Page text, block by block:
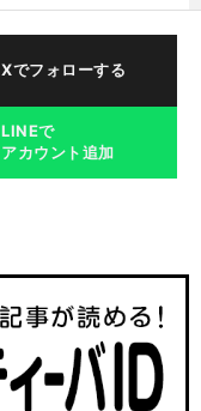
Xでフォローする
LINEで
アカウント追加